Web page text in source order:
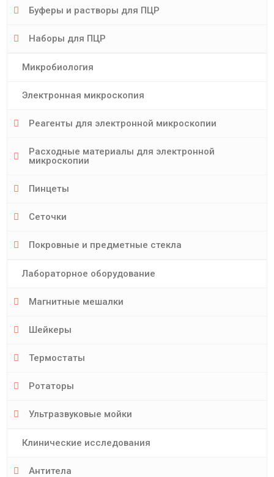
Буферы и растворы для ПЦР
Наборы для ПЦР
Микробиология
Электронная микроскопия
Реагенты для электронной микроскопии
Расходные материалы для электронной
микроскопии
Пинцеты
Сеточки
Покровные и предметные стекла
Лабораторное оборудование
Магнитные мешалки
Шейкеры
Термостаты
Ротаторы
Ультразвуковые мойки
Клинические исследования
Антитела